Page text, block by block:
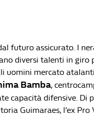
futuro assicurato. I
diversi talenti in giro
uomini mercato
Bamba,
capacità difensive. Di
Guimaraes, l’ex Pro